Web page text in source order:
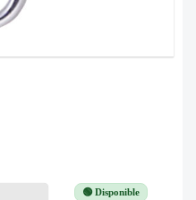
🟢 Disponible